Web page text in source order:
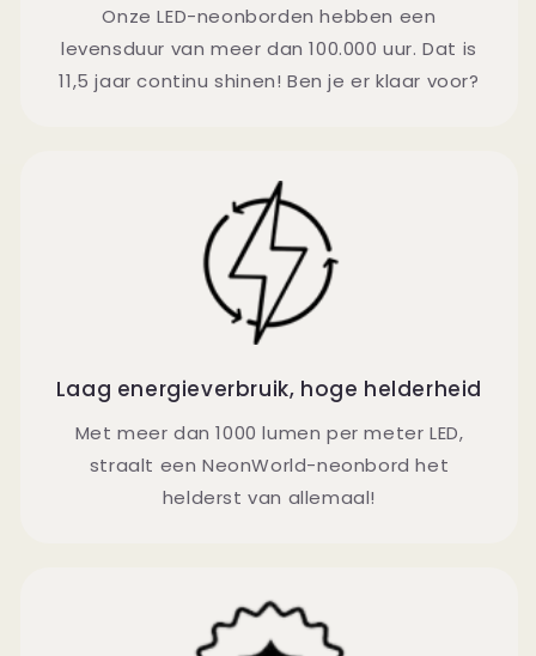
Onze LED-neonborden hebben een
levensduur van meer dan 100.000 uur. Dat is
11,5 jaar continu shinen! Ben je er klaar voor?
Laag energieverbruik, hoge helderheid
Met meer dan 1000 lumen per meter LED,
straalt een NeonWorld-neonbord het
helderst van allemaal!